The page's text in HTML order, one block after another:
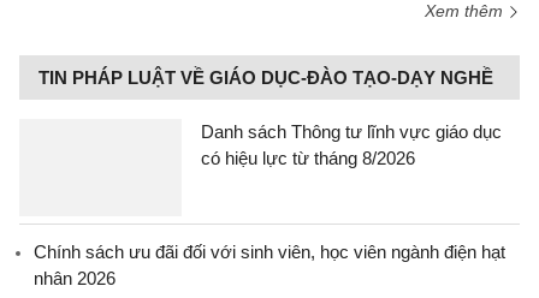
Xem thêm
TIN PHÁP LUẬT VỀ GIÁO DỤC-ĐÀO TẠO-DẠY NGHỀ
Danh sách Thông tư lĩnh vực giáo dục
có hiệu lực từ tháng 8/2026
Chính sách ưu đãi đối với sinh viên, học viên ngành điện hạt
nhân 2026